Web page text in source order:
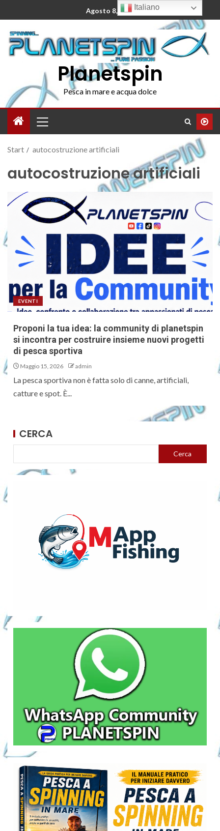
Agosto 8, 2026
Planetspin
Pesca in mare e acqua dolce
Start autocostruzione artificiali
autocostruzione artificiali
EVENTI
Proponi la tua idea: la community di planetspin
si incontra per costruire insieme nuovi progetti
di pesca sportiva
Maggio 15, 2026 admin
La pesca sportiva non è fatta solo di canne, artificiali,
catture e spot. È...
CERCA
Cerca
Italiano